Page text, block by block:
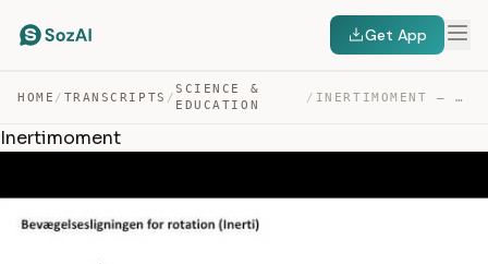
Get App
HOME / TRANSCRIPTS /
SCIENCE &
EDUCATION
/ INERTIMOMENT — TRANSCRIPT
Inertimoment